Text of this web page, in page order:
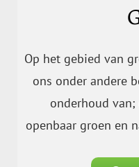
Op het gebied van
ons onder andere
onderhoud
openbaar groen en